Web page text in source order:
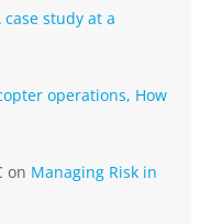
study at a
operations, How
on Managing Risk in